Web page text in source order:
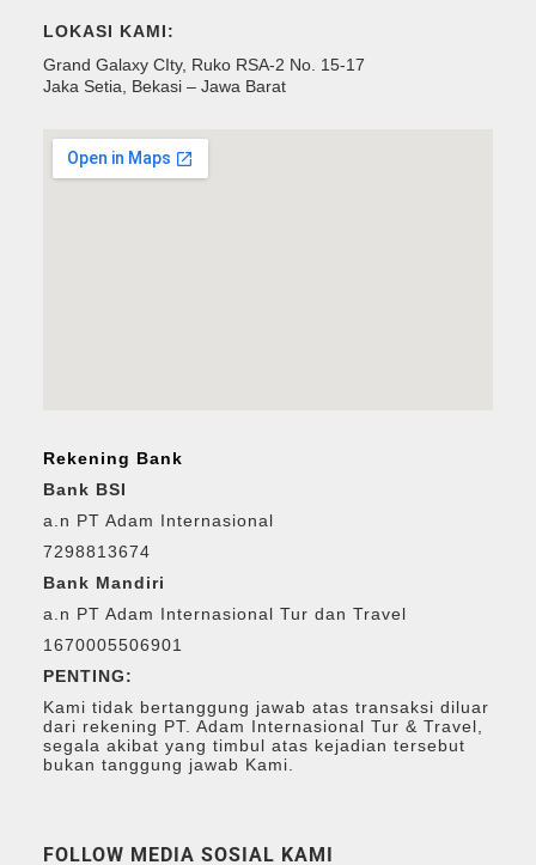
LOKASI KAMI:
Grand Galaxy CIty, Ruko RSA-2 No. 15-17
Jaka Setia, Bekasi – Jawa Barat
Rekening Bank
Bank BSI
a.n PT Adam Internasional
7298813674
Bank Mandiri
a.n PT Adam Internasional Tur dan Travel
1670005506901
PENTING:
Kami tidak bertanggung jawab atas transaksi diluar
dari rekening PT. Adam Internasional Tur & Travel,
segala akibat yang timbul atas kejadian tersebut
bukan tanggung jawab Kami.
FOLLOW MEDIA SOSIAL KAMI